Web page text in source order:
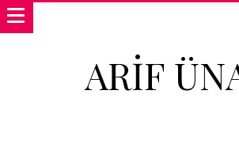
ARIF